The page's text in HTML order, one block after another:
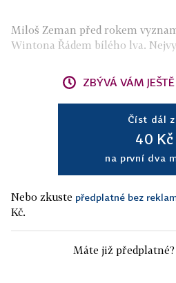
Miloš Zeman před rokem
Wintona Řádem bílého lva.
ZBÝVÁ VÁM
Číst dál
40 Kč
na první dva
Nebo zkuste předplatné bez
Kč.
Máte již předplatné?